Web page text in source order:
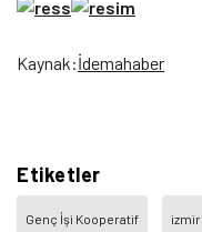
Kaynak:İdemahaber
Etiketler
Genç İşi Kooperatif izmir